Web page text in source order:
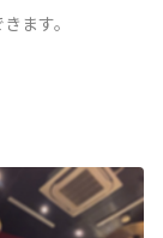
ます。